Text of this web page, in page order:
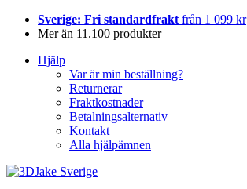
Sverige: Fri standardfrakt från 1 099 kr
Mer än 11.100 produkter
Hjälp
Var är min beställning?
Returnerar
Fraktkostnader
Betalningsalternativ
Kontakt
Alla hjälpämnen